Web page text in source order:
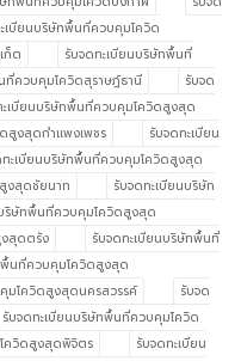
เบียนบริษัทพื้นที่ควบคุมโควิด
ก็ต
รับจดทะเบียนบริษัทพื้นที่
ที่ควบคุมโควิดสุราษฎ์ธานี
รับจด
ะเบียนบริษัทพื้นที่ควบคุมโควิดสูงสุด
สูงสุดกำแพงเพชร
รับจดทะเบียน
ทะเบียนบริษัทพื้นที่ควบคุมโควิดสูงสุด
งสุดชัยนาท
รับจดทะเบียนบริษัท
ริษัทพื้นที่ควบคุมโควิดสูงสุด
สุดตรัง
รับจดทะเบียนบริษัทพื้นที่
พื้นที่ควบคุมโควิดสูงสุด
มโควิดสูงสุดนครสวรรค์
รับจด
รับจดทะเบียนบริษัทพื้นที่ควบคุมโควิด
ควิดสูงสุดพิจิตร
รับจดทะเบียน